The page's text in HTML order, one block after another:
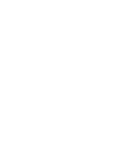
5 Pengusaha
Lima
Kisah Sukses